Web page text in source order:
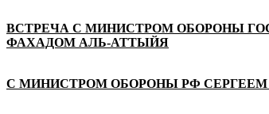
ВСТРЕЧА С МИНИСТРОМ ОБОРОНЫ
ФАХАДОМ АЛЬ-АТТЫЙЯ
С МИНИСТРОМ ОБОРОНЫ РФ